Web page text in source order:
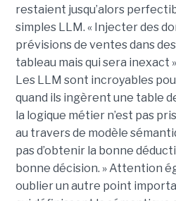
restaient jusqu’alors
simples LLM. « Injecterdes
prévisions de ventes dans
tableau mais qui sera inexact
Les LLM sont incroyables
quand ils ingèrent une table
la logique métier n’est pas
au travers de modèle
pas d’obtenir la bonne
bonne décision. »Attention
oublier un autre point